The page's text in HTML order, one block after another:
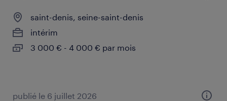
saint-denis, seine-saint-denis
intérim
3 000 € - 4 000 € par mois
publié le 6 juillet 2026